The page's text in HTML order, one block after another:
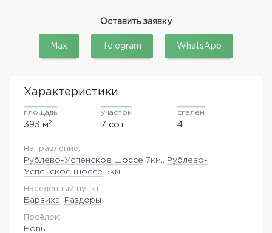
Оставить заявку
Max Telegram WhatsApp
Характеристики
площадь
393 м2
участок
7 сот.
спален
4
Направление:
Рублево-Успенское шоссе 7км.,
Рублево-
Успенское шоссе 5км.
Населённый пункт:
Барвиха Раздоры
Посёлок:
Новь